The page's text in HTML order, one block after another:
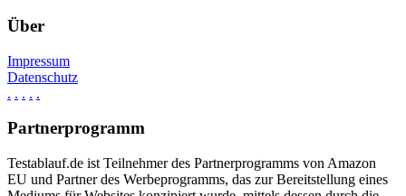
Über
Impressum
Datenschutz
. . . . .
Partnerprogramm
Testablauf.de ist Teilnehmer des Partnerprogramms von Amazon
EU und Partner des Werbeprogramms, das zur Bereitstellung eines